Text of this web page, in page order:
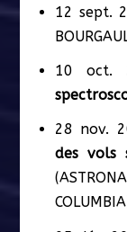
12 sept.
10 oct.
28 nov.
des vols